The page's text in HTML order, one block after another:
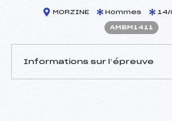
MORZINE Hommes
AMBM1411
Informations sur l’épreuve